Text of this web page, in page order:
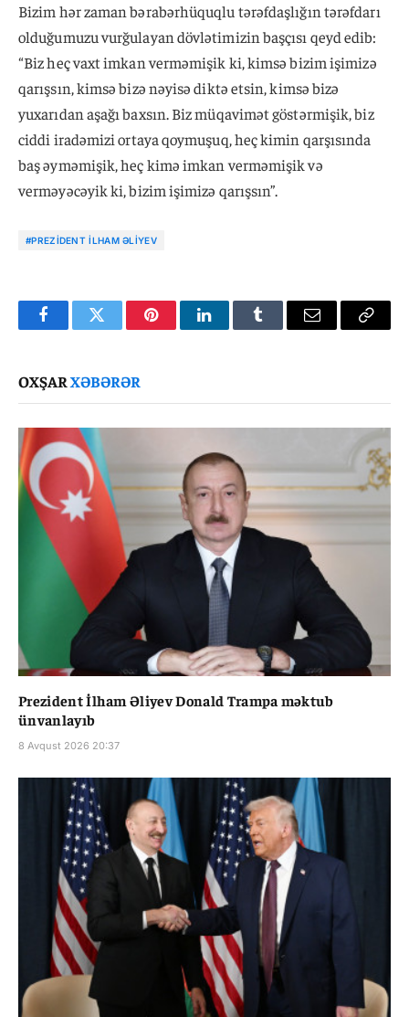
Bizim hər zaman bərabərhüquqlu tərəfdaşlığın tərəfdarı
olduğumuzu vurğulayan dövlətimizin başçısı qeyd edib:
“Biz heç vaxt imkan verməmişik ki, kimsə bizim işimizə
qarışsın, kimsə bizə nəyisə diktə etsin, kimsə bizə
yuxarıdan aşağı baxsın. Biz müqavimət göstərmişik, biz
ciddi iradəmizi ortaya qoymuşuq, heç kimin qarşısında
baş əyməmişik, heç kimə imkan verməmişik və
verməyəcəyik ki, bizim işimizə qarışsın”.
#PREZIDENT İLHAM ƏLIYEV
FacebookTwitter PinterestLinkedInTumblr Email
Copy
OXŞARXƏBƏRƏR
Prezident İlham Əliyev Donald Trampa məktub
ünvanlayıb
8 Avqust 2026 20:37